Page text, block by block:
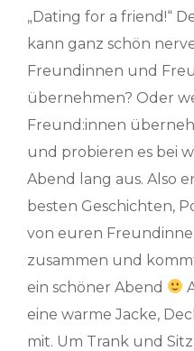
„Dating for a friend!“
kann ganz schön
Freundinnen und
übernehmen? Oder
Freund:innen
und probieren es bei
Abend lang aus. Also
besten Geschichten,
von euren
zusammen und
ein schöner Abend
eine warme Jacke,
mit. Um Trank und